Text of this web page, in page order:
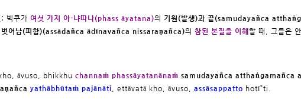
빅쿠가 여섯 가지 아-냐따나(phass āyatana)의 기원(발생)과 끝(samudayañca
벗어남(피함)(assādañca ādīnavañca nissaraṇañca)의 참된 본질을 이해 할 때, 그들은
āvuso, bhikkhu channaṁ phassāyatanānaṁ samudayañca atthaṅgamañca
yathābhūtaṁ pajānāti , ettāvatā kho, āvuso, assāsappatto hotī”ti.